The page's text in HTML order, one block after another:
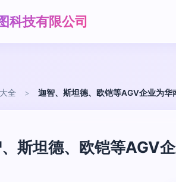
科技有限公司
全 > 迦智、斯坦德、欧铠等AGV企业为
斯坦德、欧铠等AGV